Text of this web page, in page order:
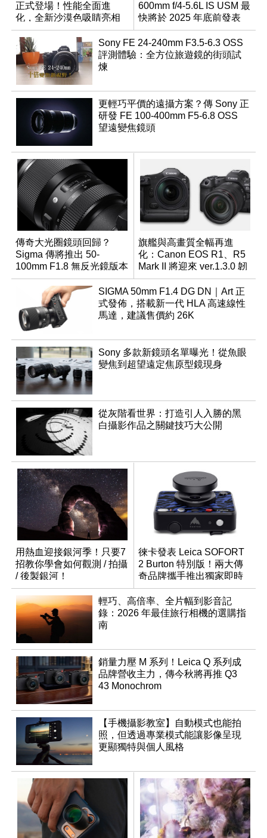
正式登場！性能全面進
化，全新沙漠色吸睛亮相
600mm f/4-5.6L IS USM 最
快將於 2025 年底前發表
Sony FE 24-240mm F3.5-6.3 OSS
評測體驗：全方位旅遊鏡的街頭試
煉
更輕巧平價的遠攝方案？傳 Sony 正
研發 FE 100-400mm F5-6.8 OSS
望遠變焦鏡頭
傳奇大光圈鏡頭回歸？
Sigma 傳將推出 50-
100mm F1.8 無反光鏡版本
旗艦與高畫質全幅再進
化：Canon EOS R1、R5
Mark II 將迎來 ver.1.3.0 韌
體更新
SIGMA 50mm F1.4 DG DN｜Art 正
式發佈，搭載新一代 HLA 高速線性
馬達，建議售價約 26K
Sony 多款新鏡頭名單曝光！從魚眼
變焦到超望遠定焦原型鏡現身
從灰階看世界：打造引人入勝的黑
白攝影作品之關鍵技巧大公開
用熱血迎接銀河季！只要7
招教你學會如何觀測 / 拍攝
/ 後製銀河！
徠卡發表 Leica SOFORT
2 Burton 特別版！兩大傳
奇品牌攜手推出獨家即時
成像相機
輕巧、高倍率、全片幅到影音記
錄：2026 年最佳旅行相機的選購指
南
銷量力壓 M 系列！Leica Q 系列成
品牌營收主力，傳今秋將再推 Q3
43 Monochrom
【手機攝影教室】自動模式也能拍
照，但透過專業模式能讓影像呈現
更顯獨特與個人風格